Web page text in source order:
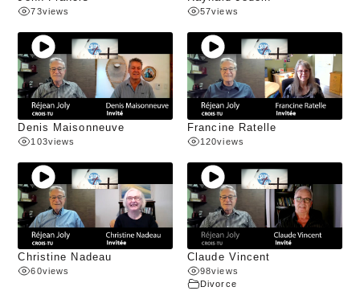
73views 57views
Denis Maisonneuve
103views
Francine Ratelle
120views
Christine Nadeau
60views
Claude Vincent
98views
Divorce